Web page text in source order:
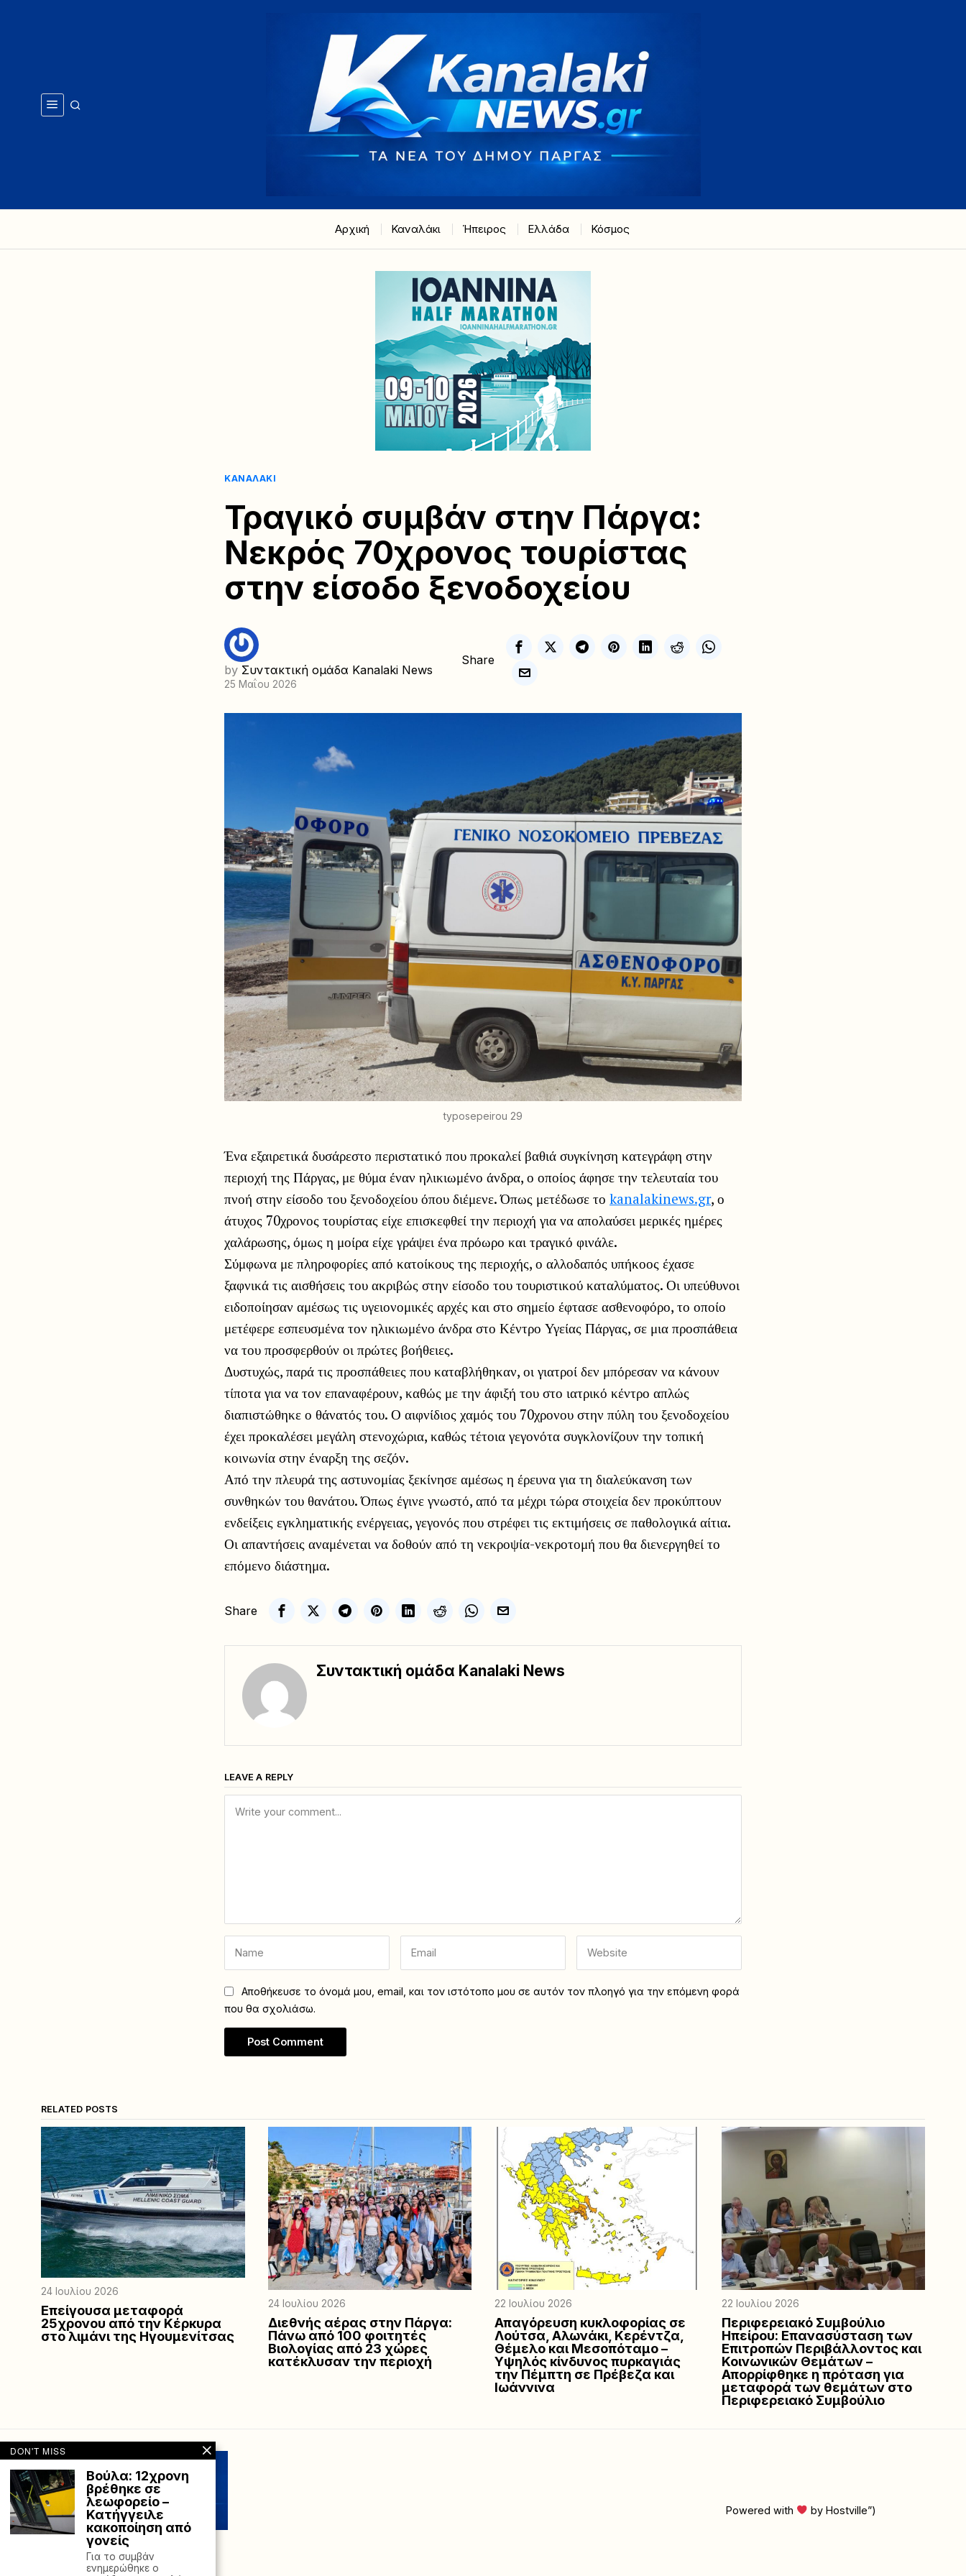
Αρχική Καναλάκι Ήπειρος Ελλάδα Κόσμος
ΚΑΝΑΛΆΚΙ
Τραγικό συμβάν στην Πάργα:
Νεκρός 70χρονος τουρίστας
στην είσοδο ξενοδοχείου
by Συντακτική ομάδα Kanalaki News
25 Μαΐου 2026
Share
typosepeirou 29
Ένα εξαιρετικά δυσάρεστο περιστατικό που προκαλεί βαθιά συγκίνηση κατεγράφη στην
περιοχή της Πάργας, με θύμα έναν ηλικιωμένο άνδρα, ο οποίος άφησε την τελευταία του
πνοή στην είσοδο του ξενοδοχείου όπου διέμενε. Όπως μετέδωσε το kanalakinews.gr, ο
άτυχος 70χρονος τουρίστας είχε επισκεφθεί την περιοχή για να απολαύσει μερικές ημέρες
χαλάρωσης, όμως η μοίρα είχε γράψει ένα πρόωρο και τραγικό φινάλε.
Σύμφωνα με πληροφορίες από κατοίκους της περιοχής, ο αλλοδαπός υπήκοος έχασε
ξαφνικά τις αισθήσεις του ακριβώς στην είσοδο του τουριστικού καταλύματος. Οι υπεύθυνοι
ειδοποίησαν αμέσως τις υγειονομικές αρχές και στο σημείο έφτασε ασθενοφόρο, το οποίο
μετέφερε εσπευσμένα τον ηλικιωμένο άνδρα στο Κέντρο Υγείας Πάργας, σε μια προσπάθεια
να του προσφερθούν οι πρώτες βοήθειες.
Δυστυχώς, παρά τις προσπάθειες που καταβλήθηκαν, οι γιατροί δεν μπόρεσαν να κάνουν
τίποτα για να τον επαναφέρουν, καθώς με την άφιξή του στο ιατρικό κέντρο απλώς
διαπιστώθηκε ο θάνατός του. Ο αιφνίδιος χαμός του 70χρονου στην πύλη του ξενοδοχείου
έχει προκαλέσει μεγάλη στενοχώρια, καθώς τέτοια γεγονότα συγκλονίζουν την τοπική
κοινωνία στην έναρξη της σεζόν.
Από την πλευρά της αστυνομίας ξεκίνησε αμέσως η έρευνα για τη διαλεύκανση των
συνθηκών του θανάτου. Όπως έγινε γνωστό, από τα μέχρι τώρα στοιχεία δεν προκύπτουν
ενδείξεις εγκληματικής ενέργειας, γεγονός που στρέφει τις εκτιμήσεις σε παθολογικά αίτια.
Οι απαντήσεις αναμένεται να δοθούν από τη νεκροψία-νεκροτομή που θα διενεργηθεί το
επόμενο διάστημα.
Share
Συντακτική ομάδα Kanalaki News
LEAVE A REPLY
Αποθήκευσε το όνομά μου, email, και τον ιστότοπο μου σε αυτόν τον πλοηγό για την επόμενη φορά
που θα σχολιάσω.
RELATED POSTS
24 Ιουλίου 2026
Επείγουσα μεταφορά
25χρονου από την Κέρκυρα
στο λιμάνι της Ηγουμενίτσας
24 Ιουλίου 2026
Διεθνής αέρας στην Πάργα:
Πάνω από 100 φοιτητές
Βιολογίας από 23 χώρες
κατέκλυσαν την περιοχή
22 Ιουλίου 2026
Απαγόρευση κυκλοφορίας σε
Λούτσα, Αλωνάκι, Κερέντζα,
Θέμελο και Μεσοπόταμο –
Υψηλός κίνδυνος πυρκαγιάς
την Πέμπτη σε Πρέβεζα και
Ιωάννινα
22 Ιουλίου 2026
Περιφερειακό Συμβούλιο
Ηπείρου: Επανασύσταση των
Επιτροπών Περιβάλλοντος και
Κοινωνικών Θεμάτων –
Απορρίφθηκε η πρόταση για
μεταφορά των θεμάτων στο
Περιφερειακό Συμβούλιο
Powered with by Hostville”)
DON'T MISS
Βούλα: 12χρονη
βρέθηκε σε
λεωφορείο –
Κατήγγειλε
κακοποίηση από
γονείς
Για το συμβάν
ενημερώθηκε ο